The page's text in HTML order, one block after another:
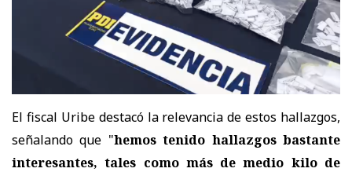
El fiscal Uribe destacó la relevancia de estos hallazgos,
señalando que "hemos tenido hallazgos bastante
interesantes, tales como más de medio kilo de